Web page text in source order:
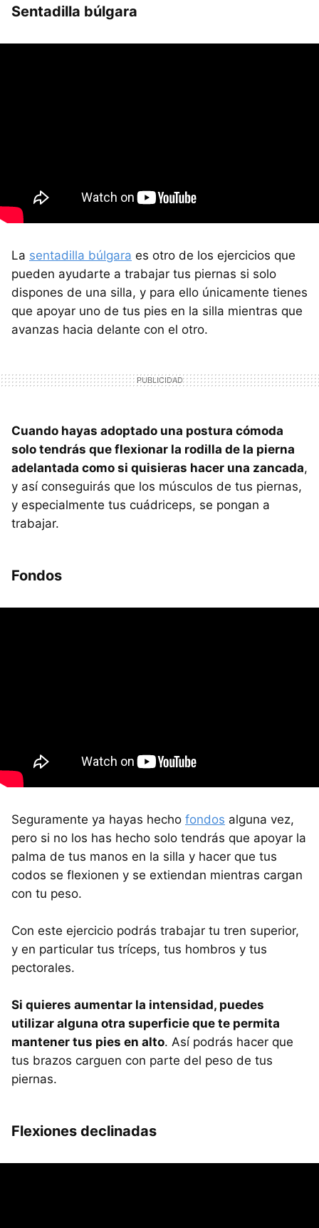
Sentadilla búlgara
La sentadilla búlgara es otro de los ejercicios que
pueden ayudarte a trabajar tus piernas si solo
dispones de una silla, y para ello únicamente tienes
que apoyar uno de tus pies en la silla mientras que
avanzas hacia delante con el otro.
Cuando hayas adoptado una postura cómoda
solo tendrás que flexionar la rodilla de la pierna
adelantada como si quisieras hacer una zancada,
y así conseguirás que los músculos de tus piernas,
y especialmente tus cuádriceps, se pongan a
trabajar.
Fondos
Seguramente ya hayas hecho fondos alguna vez,
pero si no los has hecho solo tendrás que apoyar la
palma de tus manos en la silla y hacer que tus
codos se flexionen y se extiendan mientras cargan
con tu peso.
Con este ejercicio podrás trabajar tu tren superior,
y en particular tus tríceps, tus hombros y tus
pectorales.
Si quieres aumentar la intensidad, puedes
utilizar alguna otra superficie que te permita
mantener tus pies en alto. Así podrás hacer que
tus brazos carguen con parte del peso de tus
piernas.
Flexiones declinadas